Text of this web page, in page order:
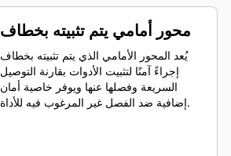
محور أمامي يتم تثبيته بخطاف
يُعد المحور الأمامي الذي يتم تثبيته بخطاف
إجراءً آمنًا لتثبيت الأدوات بقارنة التوصيل
السريعة وفصلها عنها ويوفر خاصية أمان
إضافية ضد الفصل غير المرغوب فيه للأداة.